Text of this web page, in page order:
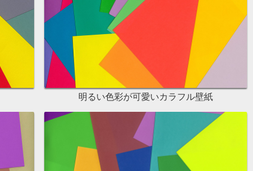
明るい色彩が可愛いカラフル壁紙